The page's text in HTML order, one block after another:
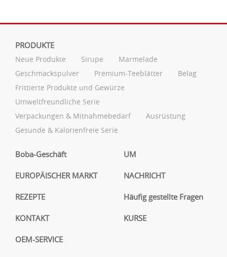
PRODUKTE
Neue Produkte Sirupe
Marmelade
Geschmackspulver
Premium-Teeblätter
Belag
Frittierte Produkte und Gewürze
Umweltfreundliche Serie
Verpackungen & Mitnahmebedarf
Ausrüstung
Gesunde & Kalorienfreie Serie
Boba-Geschäft UM
EUROPÄISCHER MARKT NACHRICHT
REZEPTE Häufig gestellte Fragen
KONTAKT KURSE
OEM-SERVICE